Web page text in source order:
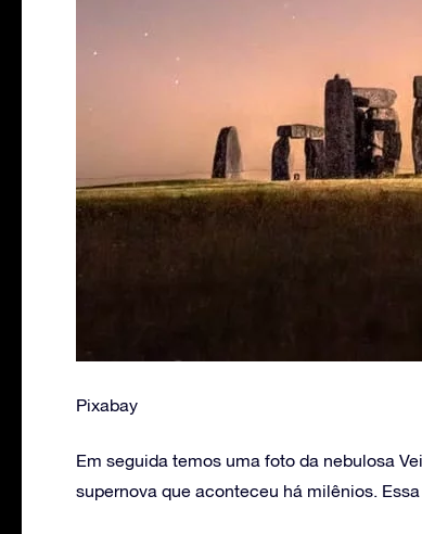
Pixabay
Em seguida temos uma foto da nebulosa
supernova que aconteceu há milênios.